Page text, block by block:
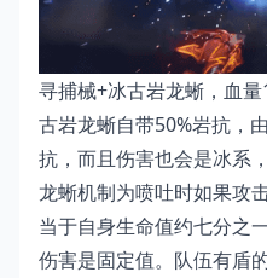
寻捕械+冰古岩龙蜥，血量
古岩龙蜥自带50%岩抗，
抗，而且伤害也会是冰系
龙蜥机制为喷吐时如果攻
当于自身生命值约七分之
伤害是固定值。队伍有盾